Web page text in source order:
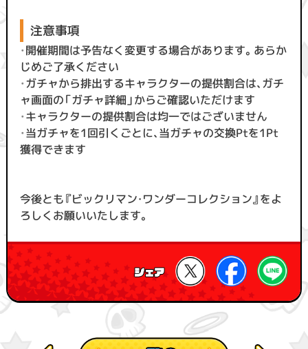
注意事項
・開催期間は予告なく変更する場合があります。あらか
じめご了承ください
・ガチャから排出するキャラクターの提供割合は、ガチ
ャ画面の「ガチャ詳細」からご確認いただけます
・キャラクターの提供割合は均一ではございません
・当ガチャを1回引くごとに、当ガチャの交換Ptを1Pt
獲得できます
今後とも『ビックリマン・ワンダーコレクション』をよ
ろしくお願いいたします。